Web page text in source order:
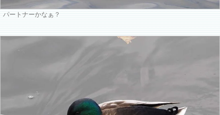
パートナーかなぁ？